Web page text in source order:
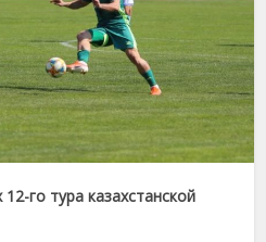
го тура казахстанской